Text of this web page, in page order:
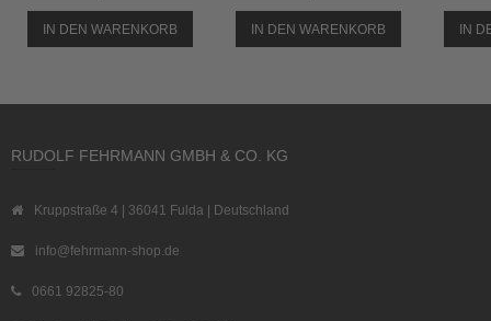
IN DEN WARENKORB IN DEN WARENKORB IN
RUDOLF FEHRMANN GMBH & CO. KG
Kruppstraße 4 | 36041 Fulda | Deutschland
info@fehrmann-shop.de
0661 92825-80